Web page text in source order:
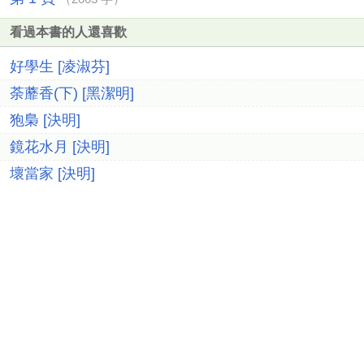
看過本書的人還喜歡
好學生 [凌淑芬]
荼蘼香(下) [黑潔明]
狍梟 [決明]
鏡花水月 [決明]
壞當家 [決明]